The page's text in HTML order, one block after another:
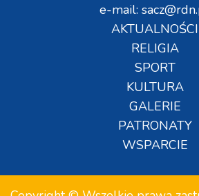
e-mail:
AKTUALNOŚCI
RELIGIA
SPORT
KULTURA
GALERIE
PATRONATY
WSPARCIE